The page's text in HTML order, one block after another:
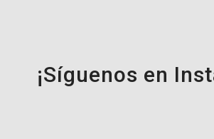
¡Síguenos en